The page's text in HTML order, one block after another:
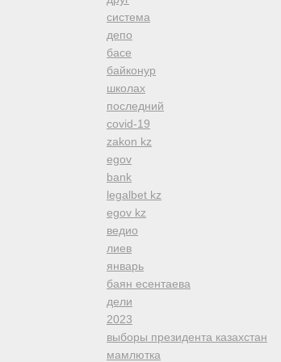
система
депо
басе
байконур
школах
последний
covid-19
zakon kz
egov
bank
legalbet kz
egov kz
ведио
лиев
январь
баян есентаева
дели
2023
выборы президента казахстан
мамлютка